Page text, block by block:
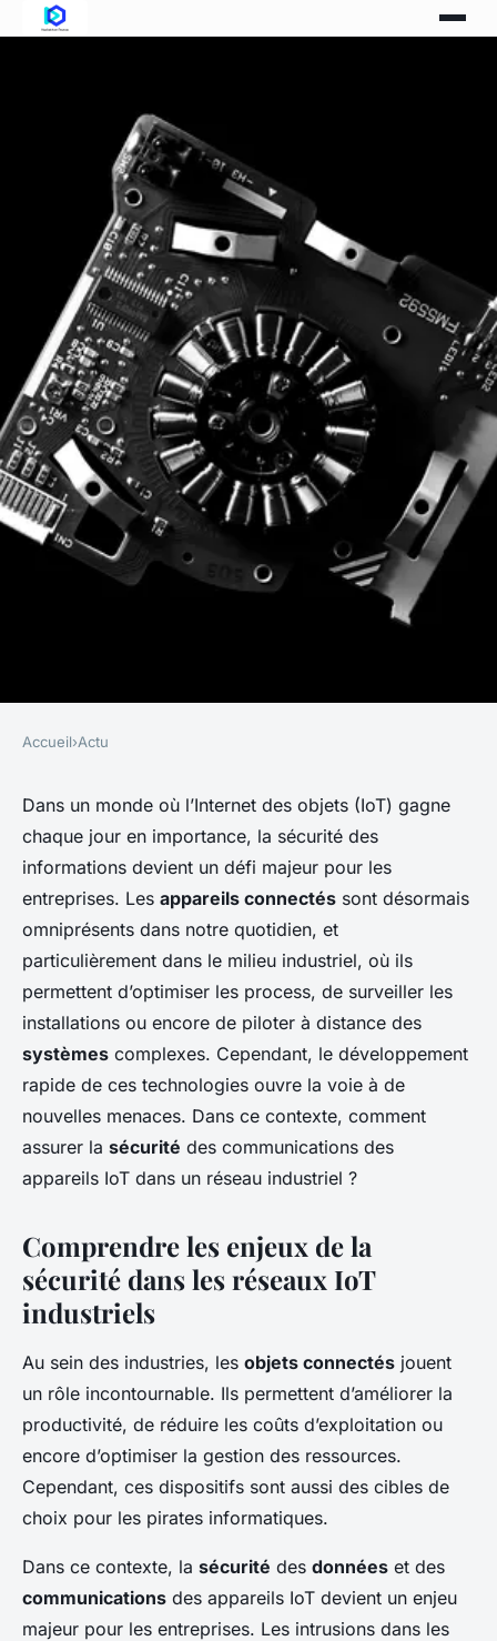
Comment sécuriser les
communications des appareils
IoT dans un réseau industriel?
Logan•17 septembre 2024• 6 min de lecture
Accueil›Actu
Dans un monde où l’Internet des objets (IoT) gagne
chaque jour en importance, la sécurité des
informations devient un défi majeur pour les
entreprises. Les appareils connectés sont désormais
omniprésents dans notre quotidien, et
particulièrement dans le milieu industriel, où ils
permettent d’optimiser les process, de surveiller les
installations ou encore de piloter à distance des
systèmes complexes. Cependant, le développement
rapide de ces technologies ouvre la voie à de
nouvelles menaces. Dans ce contexte, comment
assurer la sécurité des communications des
appareils IoT dans un réseau industriel ?
Comprendre les enjeux de la
sécurité dans les réseaux IoT
industriels
Au sein des industries, les objets connectés jouent
un rôle incontournable. Ils permettent d’améliorer la
productivité, de réduire les coûts d’exploitation ou
encore d’optimiser la gestion des ressources.
Cependant, ces dispositifs sont aussi des cibles de
choix pour les pirates informatiques.
Dans ce contexte, la sécurité des données et des
communications des appareils IoT devient un enjeu
majeur pour les entreprises. Les intrusions dans les